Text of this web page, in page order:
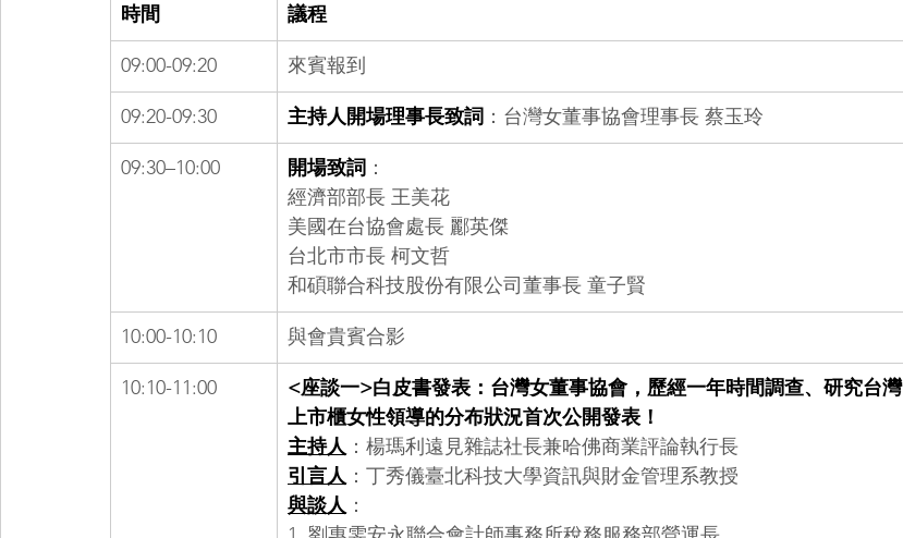
時間 議程
09:00-09:20 來賓報到
09:20-09:30 主持人開場理事長致詞 ：台灣女董事協會理事長 蔡玉玲
09:30–10:00 開場致詞 ：
經濟部部長 王美花
美國在台協會處長 酈英傑
台北市市長 柯文哲
和碩聯合科技股份有限公司董事長 童子賢
10:00-10:10 與會貴賓合影
10:10-11:00
<座談一>白皮書發表：台灣女董事協會，歷經一年時間調查、研究台灣
上市櫃女性領導的分布狀況首次公開發表！
主持人 ：楊瑪利遠見雜誌社長兼哈佛商業評論執行長
引言人 ：丁秀儀臺北科技大學資訊與財金管理系教授
與談人 ：